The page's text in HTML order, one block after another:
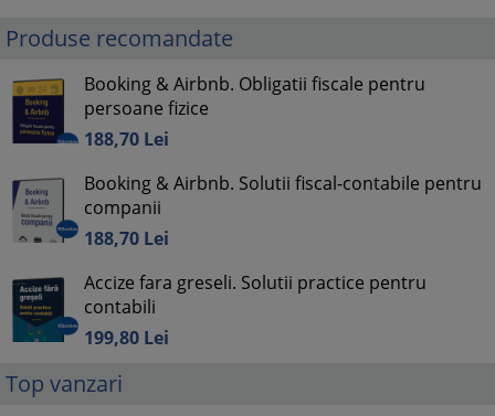
Produse recomandate
Booking & Airbnb. Obligatii fiscale pentru
persoane fizice
188,70 Lei
Booking & Airbnb. Solutii fiscal-contabile pentru
companii
188,70 Lei
Accize fara greseli. Solutii practice pentru
contabili
199,80 Lei
Top vanzari